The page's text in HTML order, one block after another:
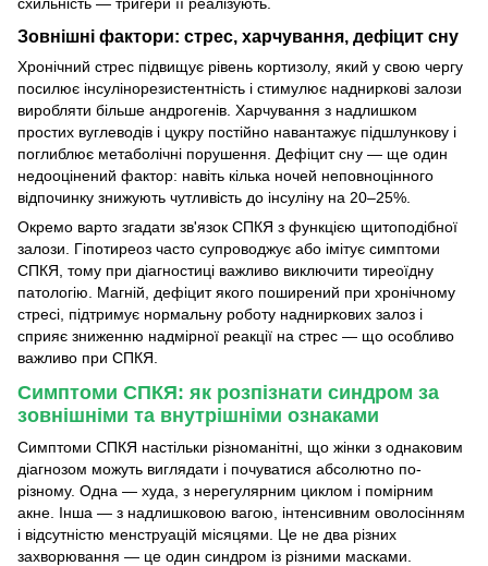
Зовнішні фактори: стрес, харчування, дефіцит сну
Хронічний стрес підвищує рівень кортизолу, який у свою чергу
посилює інсулінорезистентність і стимулює надниркові залози
виробляти більше андрогенів. Харчування з надлишком
простих вуглеводів і цукру постійно навантажує підшлункову і
поглиблює метаболічні порушення. Дефіцит сну — ще один
недооцінений фактор: навіть кілька ночей неповноцінного
відпочинку знижують чутливість до інсуліну на 20–25%.
Окремо варто згадати зв'язок СПКЯ з функцією щитоподібної
залози. Гіпотиреоз часто супроводжує або імітує симптоми
СПКЯ, тому при діагностиці важливо виключити тиреоїдну
патологію. Магній, дефіцит якого поширений при хронічному
стресі, підтримує нормальну роботу надниркових залоз і
сприяє зниженню надмірної реакції на стрес — що особливо
важливо при СПКЯ.
Симптоми СПКЯ: як розпізнати синдром за
зовнішніми та внутрішніми ознаками
Симптоми СПКЯ настільки різноманітні, що жінки з однаковим
діагнозом можуть виглядати і почуватися абсолютно по-
різному. Одна — худа, з нерегулярним циклом і помірним
акне. Інша — з надлишковою вагою, інтенсивним оволосінням
і відсутністю менструацій місяцями. Це не два різних
захворювання — це один синдром із різними масками.